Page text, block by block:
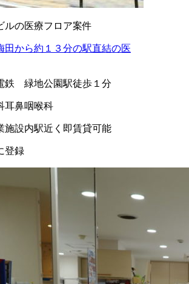
ルの医療フロア案件
田から約１３分の駅直結の医
鉄 緑地公園駅徒歩１分
耳鼻咽喉科
施設内駅近く 即賃貸可能
登録